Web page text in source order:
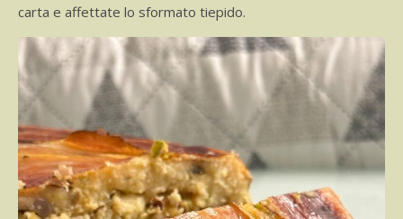
carta e affettate lo sformato tiepido.